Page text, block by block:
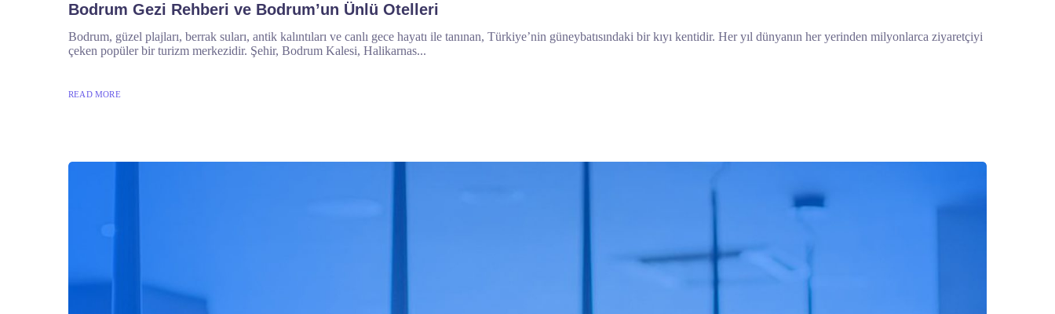
Bodrum Gezi Rehberi ve Bodrum’un Ünlü Otelleri
Bodrum, güzel plajları, berrak suları, antik kalıntıları ve canlı gece hayatı ile tanınan, Türkiye’nin güneybatısındaki bir kıyı kentidir. Her yıl dünyanın her yerinden milyonlarca ziyaretçiyi
çeken popüler bir turizm merkezidir. Şehir, Bodrum Kalesi, Halikarnas...
READ MORE